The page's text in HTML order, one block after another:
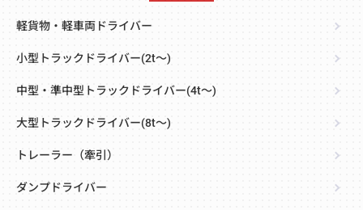
軽貨物・軽車両ドライバー
小型トラックドライバー(2t～)
中型・準中型トラックドライバー(4t～)
大型トラックドライバー(8t～)
トレーラー（牽引）
ダンプドライバー